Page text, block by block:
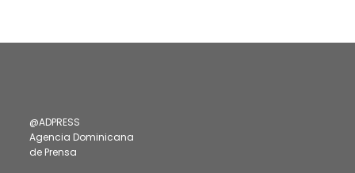
@ADPRESS
Agencia Dominicana
de Prensa